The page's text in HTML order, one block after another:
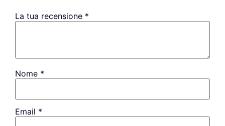
La tua recensione *
Nome *
Email *